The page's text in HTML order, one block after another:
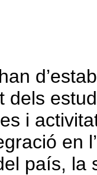
dels
i
en
país, la